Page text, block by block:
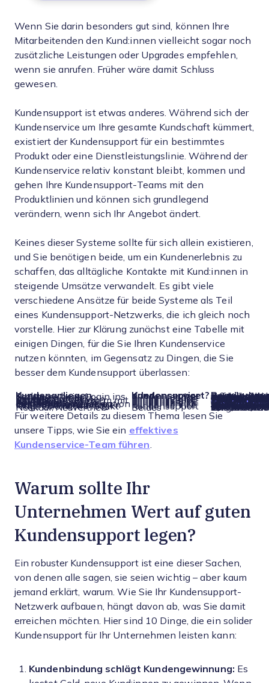
Wenn Sie darin besonders gut sind, können Ihre
Mitarbeitenden den Kund:innen vielleicht sogar noch
zusätzliche Leistungen oder Upgrades empfehlen,
wenn sie anrufen. Früher wäre damit Schluss
gewesen.
Kundensupport ist etwas anderes. Während sich der
Kundenservice um Ihre gesamte Kundschaft kümmert,
existiert der Kundensupport für ein bestimmtes
Produkt oder eine Dienstleistungslinie. Während der
Kundenservice relativ konstant bleibt, kommen und
gehen Ihre Kundensupport-Teams mit den
Produktlinien und können sich grundlegend
verändern, wenn sich Ihr Angebot ändert.
Keines dieser Systeme sollte für sich allein existieren,
und Sie benötigen beide, um ein Kundenerlebnis zu
schaffen, das alltägliche Kontakte mit Kund:innen in
steigende Umsätze verwandelt. Es gibt viele
verschiedene Ansätze für beide Systeme als Teil
eines Kundensupport-Netzwerks, die ich gleich noch
vorstelle. Hier zur Klärung zunächst eine Tabelle mit
einigen Dingen, für die Sie Ihren Kundenservice
nutzen könnten, im Gegensatz zu Dingen, die Sie
besser dem Kundensupport überlassen:
Kundenanliegen Kundenservice oder Kundensupport?Begründung
Probleme beim Login ins Konto Kundenservice Fehlerbehebung bei Kontoproblemen erfordert keine spezialisierte,
Defektes Produkt Kundensupport Ein produktspezifisches Problem wird am besten von denen bearbeitet, die speziell dafür
Kontoinformationen bearbeiten Kundenservice Ähnlich wie beim Login-Prozess sollte alles rund ums Konto einheitlich von einer zentralen Anlaufstelle bearbeitet werden.
Technisches Problem mit Produkt Kundensupport Technischer Support kann zwar ausgelagert werden, aber bei technischen oder sehr vielfältigen Produkten empfiehlt sich ein eigenes
Bestellung ändern Kundenservice Bestellungen laufen in der Regel über einen einheitlichen Prozess für alle
Rückerstattung beantragen Kundenservice In der Regel gibt es eine einheitliche Rückerstattungsrichtlinie, die am besten vom
Beschwerde/Reklamation einreichen oder Empfehlung abgeben Kundenservice Allgemeine
sollte über die zentrale Anlaufstelle im Unternehmen erfolgen – meistens der
Informationen zum Unternehmen anfragen Kundenservice Informationsanfragen zum Unternehmen werden am besten vom Kundenservice beantwortet.
Frage zu einem Produkt Kundensupport Spezifische Fragen wie Maße oder Kompatibilität werden am besten von Produktspezialist:innen beantwortet.
Neukauf/Neuvertrieb Beides
Es sollte für Kund:innen so einfach wie möglich sein,
Für weitere Details zu diesem Thema lesen Sie
unsere Tipps, wie Sie ein effektives
Kundenservice-Team führen
Warum sollte Ihr
Unternehmen Wert auf guten
Kundensupport legen?
Ein robuster Kundensupport ist eine dieser Sachen,
von denen alle sagen, sie seien wichtig – aber kaum
jemand erklärt, warum. Wie Sie Ihr Kundensupport-
Netzwerk aufbauen, hängt davon ab, was Sie damit
erreichen möchten. Hier sind 10 Dinge, die ein solider
Kundensupport für Ihr Unternehmen leisten kann:
Kundenbindung schlägt Kundengewinnung: Es